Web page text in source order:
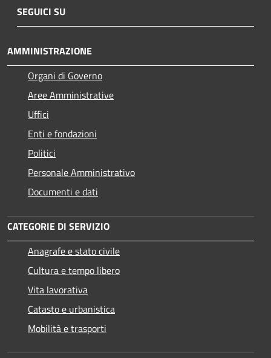
SEGUICI SU
AMMINISTRAZIONE
Organi di Governo
Aree Amministrative
Uffici
Enti e fondazioni
Politici
Personale Amministrativo
Documenti e dati
CATEGORIE DI SERVIZIO
Anagrafe e stato civile
Cultura e tempo libero
Vita lavorativa
Catasto e urbanistica
Mobilità e trasporti